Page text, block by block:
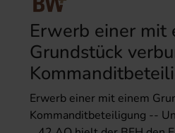
Erwerb einer mit
Grundstück
Erwerb einer mit einem
Kommanditbeteiligung --